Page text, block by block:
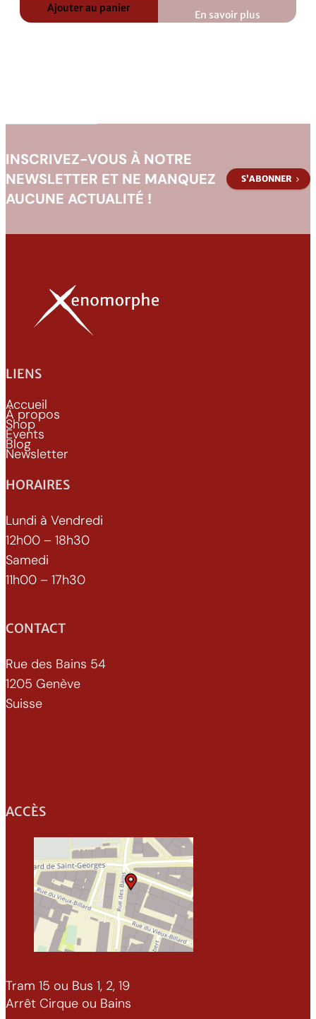
Ajouter au panier
En savoir plus
:
INSCRIVEZ-VOUS À NOTRE
NEWSLETTER ET NE MANQUEZ
AUCUNE ACTUALITÉ !
S’ABONNER
LIENS
Accueil
À propos
Shop
Events
Blog
Newsletter
HORAIRES
Lundi à Vendredi
12h00 – 18h30
Samedi
11h00 – 17h30
CONTACT
Rue des Bains 54
1205 Genève
Suisse
ACCÈS
Tram 15 ou Bus 1, 2, 19
Arrêt Cirque ou Bains